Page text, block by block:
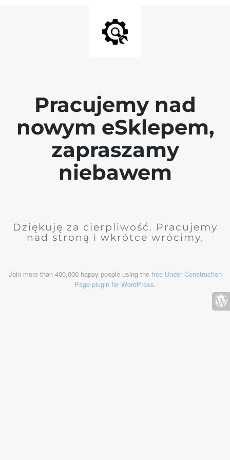
Pracujemy nad
nowym eSklepem,
zapraszamy
niebawem
Dziękuję za cierpliwość. Pracujemy
nad stroną i wkrótce wrócimy.
Join more than 400,000 happy people using the free Under Construction
Page plugin for WordPress.